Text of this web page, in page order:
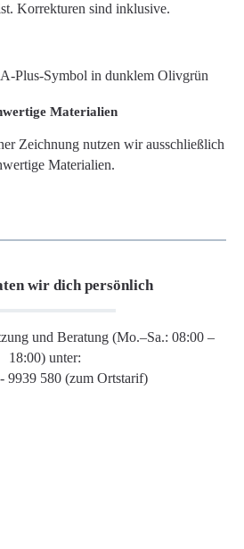
Korrekturen sind inklusive.
Materialien
Zeichnung nutzen wir ausschließlich
Materialien.
wir dich persönlich
und Beratung (Mo.–Sa.: 08:00 –
18:00) unter:
9939 580 (zum Ortstarif)